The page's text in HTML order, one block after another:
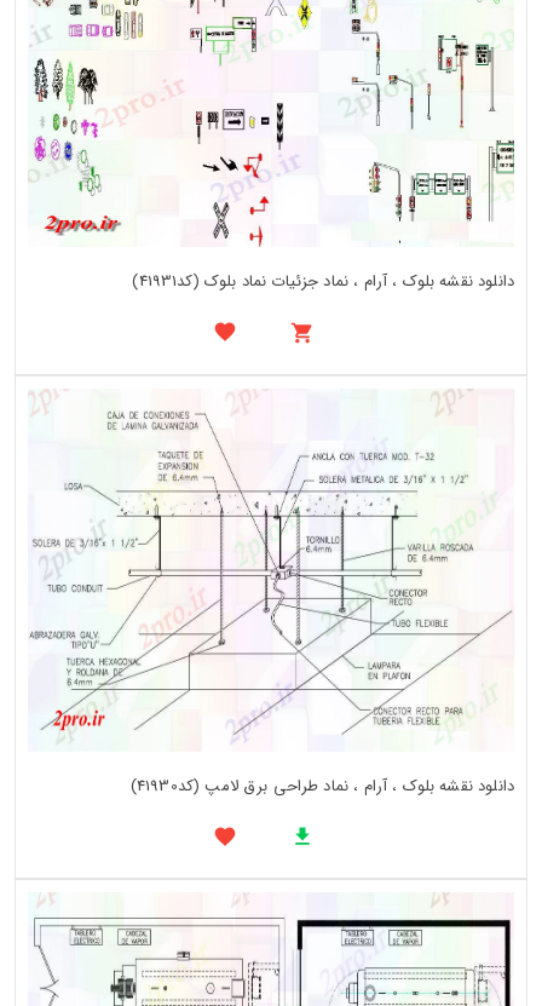
دانلود نقشه بلوک ، آرام ، نماد جزئیات نماد بلوک (کد41931)
دانلود نقشه بلوک ، آرام ، نماد طراحی برق لامپ (کد41930)